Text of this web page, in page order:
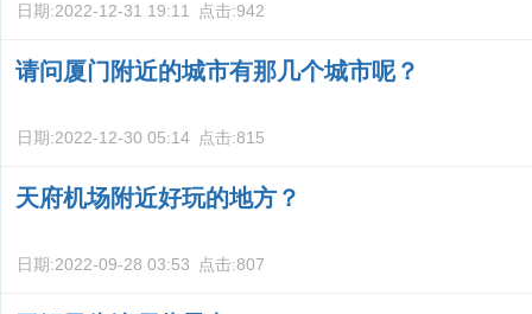
日期:2022-12-31 19:11 点击:942
请问厦门附近的城市有那几个城市呢？
日期:2022-12-30 05:14 点击:815
天府机场附近好玩的地方？
日期:2022-09-28 03:53 点击:807